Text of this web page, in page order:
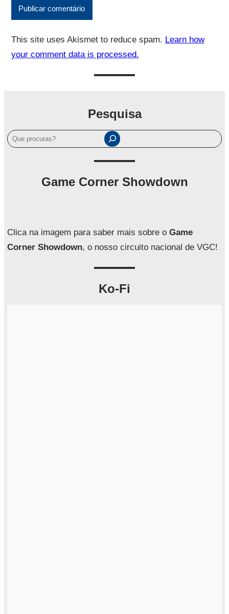
This site uses Akismet to reduce spam. Learn how
your comment data is processed.
Pesquisa
P
e
a
r
Game Corner Showdown
Clica na imagem para saber mais sobre o Game
Corner Showdown, o nosso circuito nacional de VGC!
Ko-Fi